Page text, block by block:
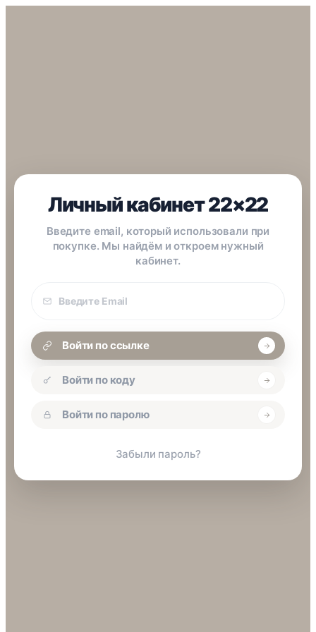
Личный кабинет 22×22
Введите email, который использовали при
покупке. Мы найдём и откроем нужный
кабинет.
покупки
Войти по ссылке
Войти по коду
Войти по паролю
Забыли пароль?